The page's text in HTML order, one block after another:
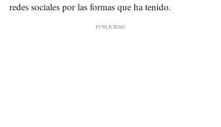
redes sociales por las formas que ha tenido.